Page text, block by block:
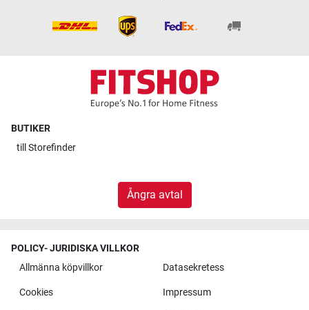
BUTIKER
till Storefinder
Ångra avtal
POLICY- JURIDISKA VILLKOR
Allmänna köpvillkor
Datasekretess
Cookies Impressum